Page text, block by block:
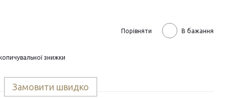
Порівняти В бажання
знижки
Замовити швидко